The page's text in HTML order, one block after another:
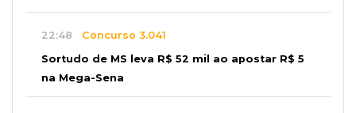
22:48 Concurso 3.041
Sortudo de MS leva R$ 52 mil ao apostar R$ 5
na Mega-Sena